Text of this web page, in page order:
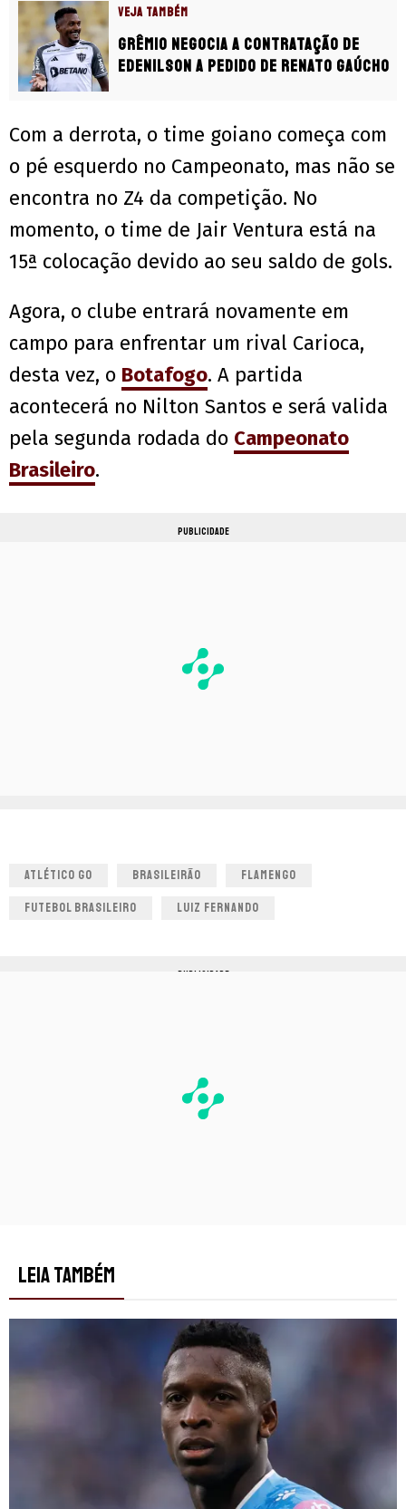
VEJA TAMBÉM
Grêmio negocia a contratação de
Edenilson a pedido de Renato Gaúcho
Com a derrota, o time goiano começa com
o pé esquerdo no Campeonato, mas não se
encontra no Z4 da competição. No
momento, o time de Jair Ventura está na
15ª colocação devido ao seu saldo de gols.
Agora, o clube entrará novamente em
campo para enfrentar um rival Carioca,
desta vez, o Botafogo. A partida
acontecerá no Nilton Santos e será valida
pela segunda rodada do Campeonato
Brasileiro.
PUBLICIDADE
ATLÉTICO GO BRASILEIRÃO FLAMENGO
FUTEBOL BRASILEIRO LUIZ FERNANDO
PUBLICIDADE
LEIA TAMBÉM